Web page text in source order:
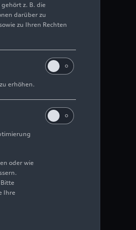
z. B. die
darüber zu
zu Ihren Rechten
erhöhen.
oder wie
Ihre